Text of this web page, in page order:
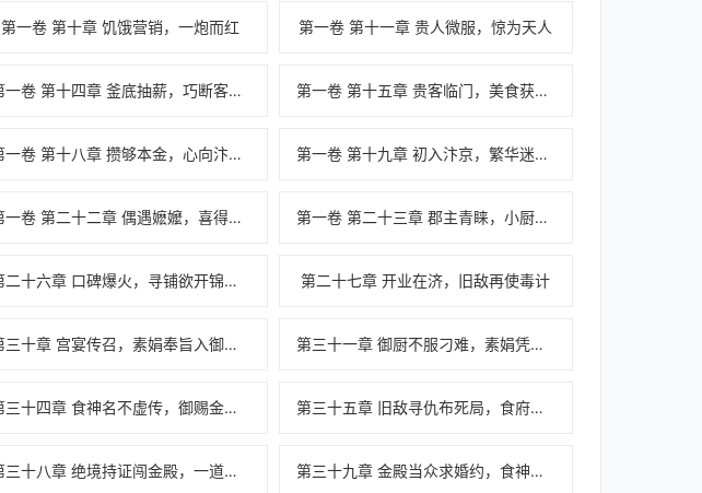
第一卷 第十章 饥饿营销，一炮而红 第一卷 第十一章 贵人微服，惊为天人
第一卷 第十四章 釜底抽薪，巧断客源镇对手 第一卷 第十五章 贵客临门，美食获赞赴京途
第一卷 第十八章 攒够本金，心向汴京启新程 第一卷 第十九章 初入汴京，繁华迷眼步步难
第一卷 第二十二章 偶遇嬷嬤，喜得良机入高门 第一卷 第二十三章 郡主青睐，小厨娘声名渐起
第二十六章 口碑爆火，寻铺欲开锦绣堂食府 第二十七章 开业在济，旧敌再使毒计
第三十章 宫宴传召，素娟奉旨入御膳房 第三十一章 御厨不服刁难，素娟凭技再服众人
第三十四章 食神名不虚传，御赐金匾光耀门楣 第三十五章 旧敌寻仇布死局，食府突遭大祸殃
第三十八章 绝境持证闯金殿，一道菜洗千古冤 第三十九章 金殿当众求婚约，食神重筑锦绣堂